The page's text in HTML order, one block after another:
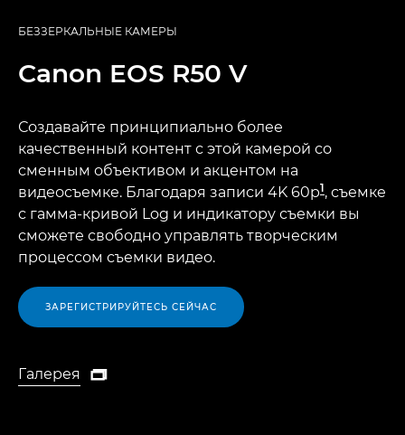
БЕЗЗЕРКАЛЬНЫЕ КАМЕРЫ
Canon EOS R50 V
Создавайте принципиально более
качественный контент с этой камерой со
сменным объективом и акцентом на
видеосъемке. Благодаря записи 4K 60p1, съемке
с гамма-кривой Log и индикатору съемки вы
сможете свободно управлять творческим
процессом съемки видео.
ЗАРЕГИСТРИРУЙТЕСЬ СЕЙЧАС
Галерея
Галерея
